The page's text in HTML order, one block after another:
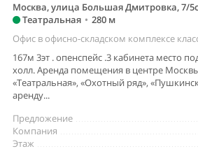
Москва, улица Большая Дмитровка, 7/
Театральная • 280 м
Офис в офисно-складском комплексе
167м 3эт . опенспейс .3 кабинета место
холл. Аренда помещения в центре
«Театральная», «Охотный ряд»,
аренду...
Предложение
Компания
Этаж